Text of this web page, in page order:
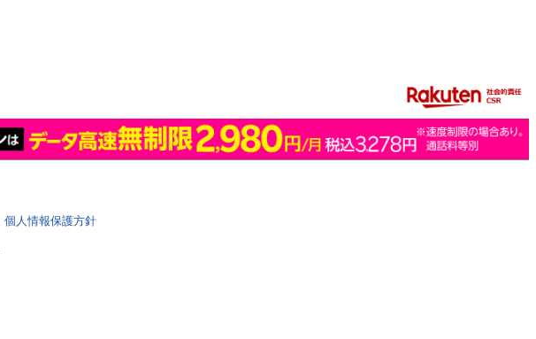
個人情報保護方針